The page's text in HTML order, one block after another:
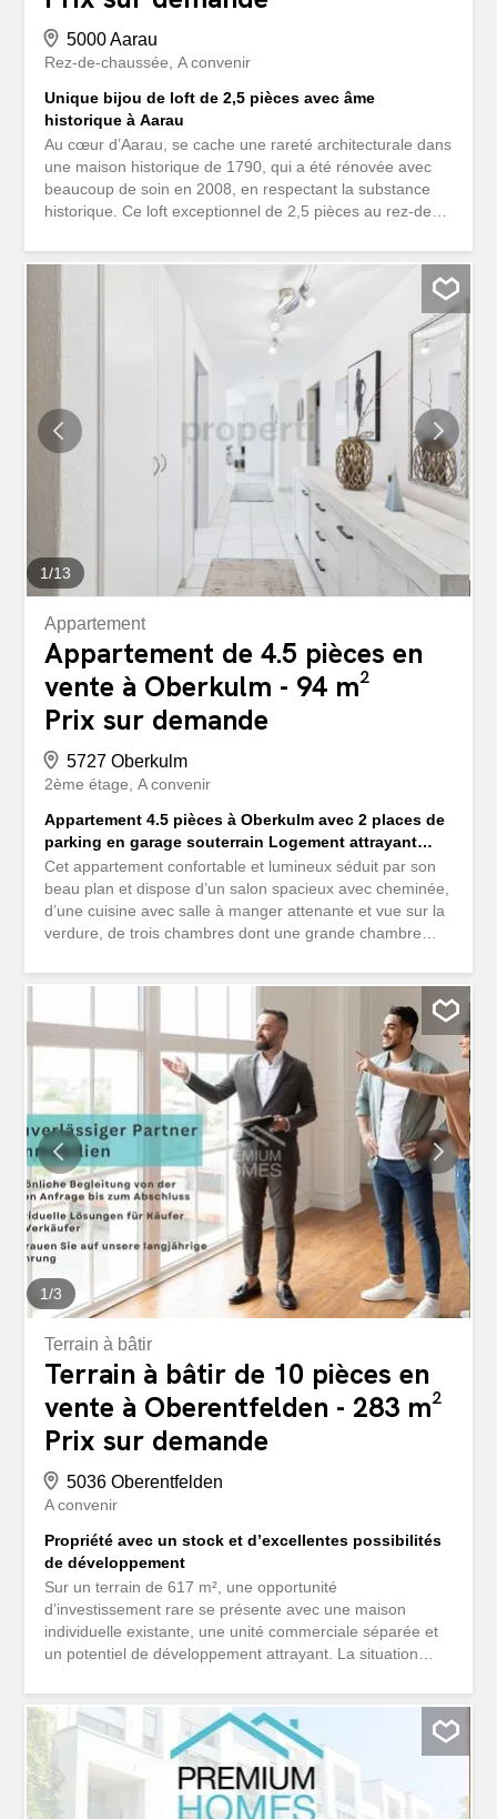
5000 Aarau
Rez-de-chaussée A convenir
Unique bijou de loft de 2,5 pièces avec âme
historique à Aarau
Au cœur d’Aarau, se cache une rareté architecturale dans
une maison historique de 1790, qui a été rénovée avec
beaucoup de soin en 2008, en respectant la substance
historique. Ce loft exceptionnel de 2,5 pièces au rez-de-
quartier de Laurenzenvorstadt, est accessible via une
cour intérieure unique avec de grands arbres à feuilles
caducs qui offrent de l’ombre. L’intérieur est caractérisé
par un espace de vie généreux qui combine l’élégance du
style moderne classique et le charme de l’architecture
historique: un sol en béton foncé et une cuisine Forster
blanche et minimaliste sont mis en valeur par la
charpente originale et une cheminée d’un design puriste.
Une autre particularité architecturale est la grande façade
vitrée, au-dessus de laquelle se trouve une couche de
planches ornementales et restaurées sur la façade. La
chambre à coucher est conçue de manière ouverte et
1/13
Appartement
Appartement de 4.5 pièces en
vente à Oberkulm - 94 m²
Prix sur demande
5727 Oberkulm
2ème étage A convenir
Appartement 4.5 pièces à Oberkulm avec 2 places de
parking en garage souterrain Logement attrayant
avec un bon rapport qualité-prix
Cet appartement confortable et lumineux séduit par son
beau plan et dispose d’un salon spacieux avec cheminée,
d’une cuisine avec salle à manger attenante et vue sur la
verdure, de trois chambres dont une grande chambre
d’un WC séparé. Profitez également du balcon couvert et
(idéale pour un espace de loisirs) et de l’ascenseur. Un
lave-linge/sèche-linge privé dans l’appartement assure un
confort supplémentaire. Le village offre des commerces à
seulement 534 m, des écoles et la commune à proximité
immédiate (214 m) ainsi qu’une excellente connexion de
transport: l’arrêt de bus avec liaison directe vers Aarau se
trouve juste à côté de l’immeuble. L’immeuble a été
construit en 1989 et est en bon état, tant dans
l’appartement que dans l’ensemble du bâtiment. En 2004,
une rénovation partielle a été effectuée (nouveau...
1/3
Terrain à bâtir
Terrain à bâtir de 10 pièces en
vente à Oberentfelden - 283 m²
Prix sur demande
5036 Oberentfelden
A convenir
Propriété avec un stock et d’excellentes possibilités
de développement
Sur un terrain de 617 m², une opportunité
d’investissement rare se présente avec une maison
individuelle existante, une unité commerciale séparée et
un potentiel de développement attrayant. La situation
cette offre particulièrement intéressante. La propriété
existante comprend une maison individuelle bien
entretenue et une unité commerciale séparée. Les deux
unités peuvent être utilisées ou louées jusqu’à la
réalisation d’un projet de construction neuve et créent
ainsi une valeur ajoutée économique dès aujourd’hui.